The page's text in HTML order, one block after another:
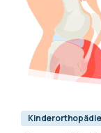
Kinderorthopädie